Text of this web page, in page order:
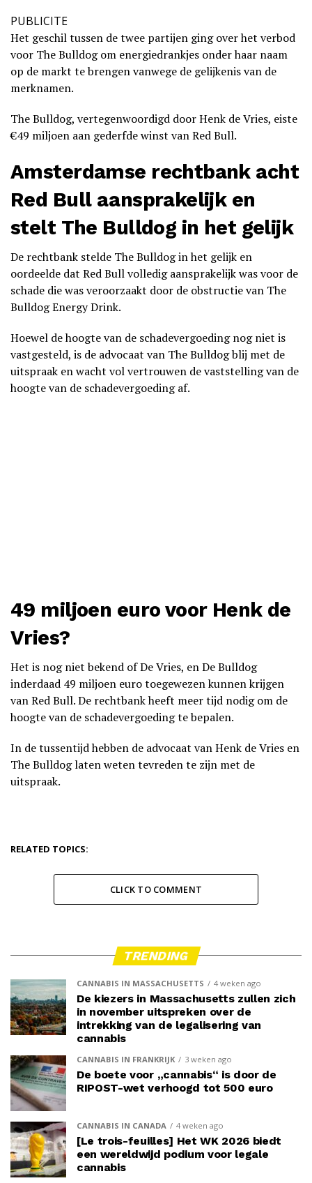
PUBLICITE
Het geschil tussen de twee partijen ging over het verbod
voor The Bulldog om energiedrankjes onder haar naam
op de markt te brengen vanwege de gelijkenis van de
merknamen.
The Bulldog, vertegenwoordigd door Henk de Vries, eiste
€49 miljoen aan gederfde winst van Red Bull.
Amsterdamse rechtbank acht
Red Bull aansprakelijk en
stelt The Bulldog in het gelijk
De rechtbank stelde The Bulldog in het gelijk en
oordeelde dat Red Bull volledig aansprakelijk was voor de
schade die was veroorzaakt door de obstructie van The
Bulldog Energy Drink.
Hoewel de hoogte van de schadevergoeding nog niet is
vastgesteld, is de advocaat van The Bulldog blij met de
uitspraak en wacht vol vertrouwen de vaststelling van de
hoogte van de schadevergoeding af.
49 miljoen euro voor Henk de
Vries?
Het is nog niet bekend of De Vries, en De Bulldog
inderdaad 49 miljoen euro toegewezen kunnen krijgen
van Red Bull. De rechtbank heeft meer tijd nodig om de
hoogte van de schadevergoeding te bepalen.
In de tussentijd hebben de advocaat van Henk de Vries en
The Bulldog laten weten tevreden te zijn met de
uitspraak.
RELATED TOPICS:
CLICK TO COMMENT
TRENDING
CANNABIS IN MASSACHUSETTS 4 weken ago
De kiezers in Massachusetts zullen zich
in november uitspreken over de
intrekking van de legalisering van
cannabis
CANNABIS IN FRANKRIJK 3 weken ago
De boete voor „cannabis“ is door de
RIPOST-wet verhoogd tot 500 euro
CANNABIS IN CANADA 4 weken ago
[Le trois-feuilles] Het WK 2026 biedt
een wereldwijd podium voor legale
cannabis